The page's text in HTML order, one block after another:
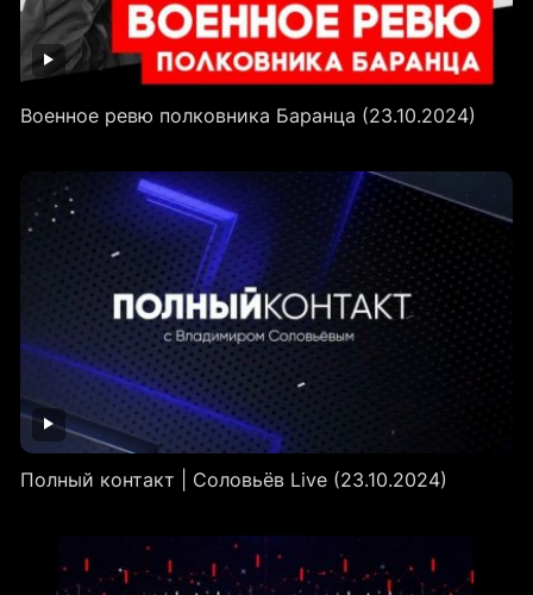
Военное ревю полковника Баранца (23.10.2024)
Полный контакт | Соловьёв Live (23.10.2024)